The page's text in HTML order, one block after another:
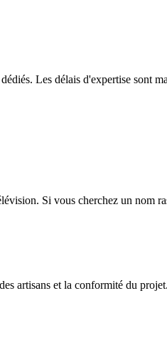
Les délais d'expertise sont
Si vous cherchez un nom
artisans et la conformité du